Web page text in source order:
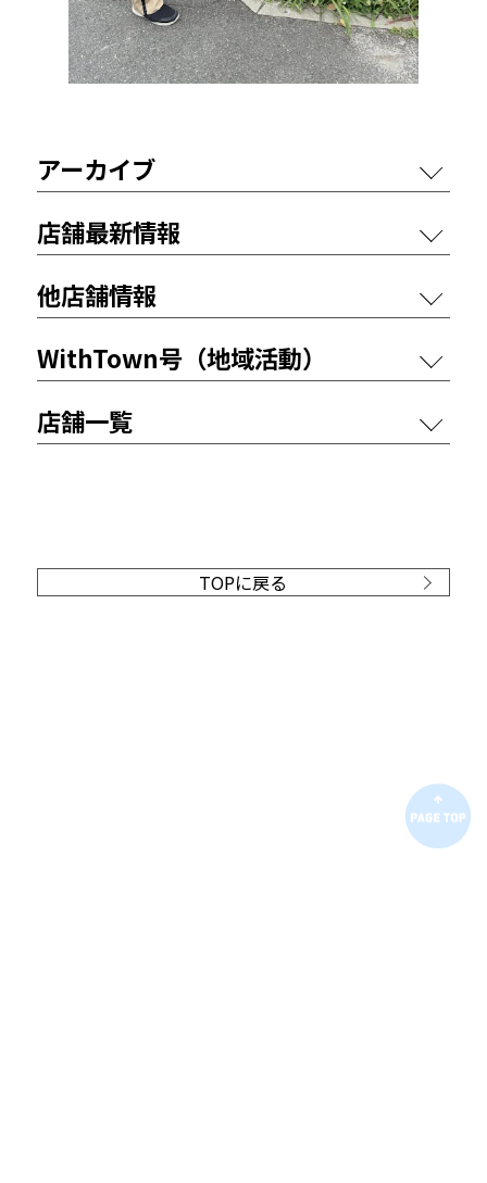
アーカイブ
店舗最新情報
他店舗情報
WithTown号（地域活動）
店舗一覧
TOPに戻る